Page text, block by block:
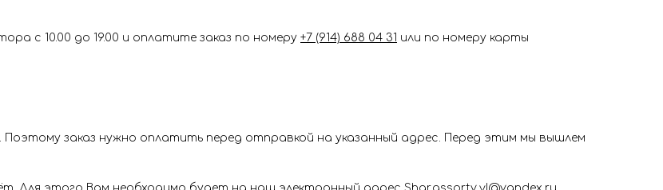
с 10.00 до 19.00 и оплатите заказ по номеру +7 (914) 688 04 31 или по номеру карты
заказ нужно оплатить перед отправкой на указанный адрес. Перед этим мы вышлем